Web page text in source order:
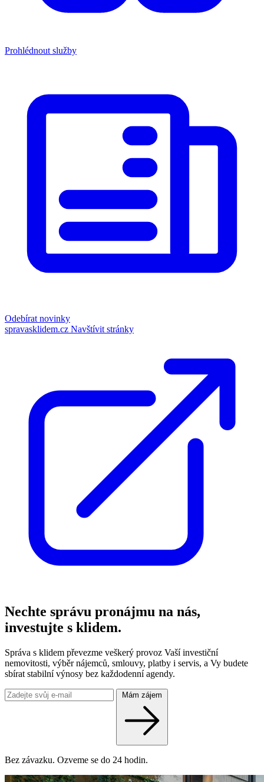
Prohlédnout služby
Odebírat novinky
spravasklidem.cz Navštívit stránky
Nechte správu pronájmu na nás,
investujte s klidem.
Správa s klidem převezme veškerý provoz Vaší investiční
nemovitosti, výběr nájemců, smlouvy, platby i servis, a Vy budete
sbírat stabilní výnosy bez každodenní agendy.
Mám zájem
Bez závazku. Ozveme se do 24 hodin.